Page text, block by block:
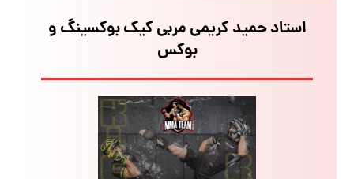
استاد حمید کریمی مربی کیک بوکسینگ و
بوکس